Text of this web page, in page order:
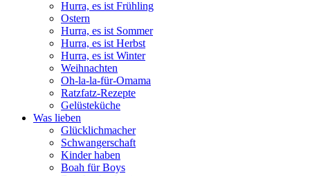
Hurra, es ist Frühling
Ostern
Hurra, es ist Sommer
Hurra, es ist Herbst
Hurra, es ist Winter
Weihnachten
Oh-la-la-für-Omama
Ratzfatz-Rezepte
Gelüsteküche
Was lieben
Glücklichmacher
Schwangerschaft
Kinder haben
Boah für Boys